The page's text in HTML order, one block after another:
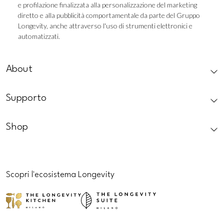
Profilazione
e profilazione finalizzata alla personalizzazione del marketing
diretto e alla pubblicità comportamentale da parte del Gruppo
Longevity, anche attraverso l'uso di strumenti elettronici e
automatizzati.
About
Supporto
Shop
Scopri l'ecosistema Longevity